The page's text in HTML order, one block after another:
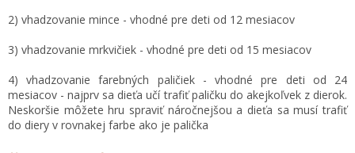
2) vhadzovanie mince - vhodné pre deti od 12 mesiacov
3) vhadzovanie mrkvičiek - vhodné pre deti od 15 mesiacov
4) vhadzovanie farebných paličiek - vhodné pre deti od 24
mesiacov - najprv sa dieťa učí trafiť paličku do akejkoľvek z dierok.
Neskoršie môžete hru spraviť náročnejšou a dieťa sa musí trafiť
do diery v rovnakej farbe ako je palička